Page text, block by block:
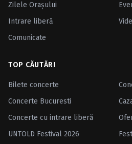
Zilele Oraşului
Intrare liberă
Comunicate
TOP CĂUTĂRI
Bilete concerte
Concerte Bucuresti
Concerte cu intrare liberă
UNTOLD Festival 2026